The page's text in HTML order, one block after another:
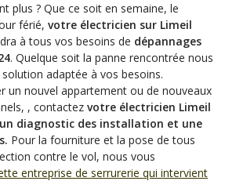
plus ? Que ce soit en semaine, le
férié, votre électricien sur Limeil
à tous vos besoins de dépannages
. Quelque soit la panne rencontrée nous
adaptée à vos besoins.
un nouvel appartement ou de nouveaux
, contactez votre électricien Limeil
diagnostic des installation et une
Pour la fourniture et la pose de tous
contre le vol, nous vous
entreprise de serrurerie qui intervient